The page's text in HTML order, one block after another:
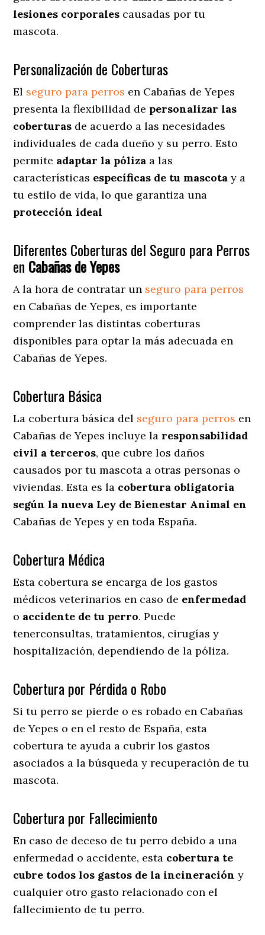
lesiones corporales causadas por tu
mascota.
Personalización de Coberturas
El seguro para perros en Cabañas de Yepes
presenta la flexibilidad de personalizar las
coberturas de acuerdo a las necesidades
individuales de cada dueño y su perro. Esto
permite adaptar la póliza a las
características específicas de tu mascota y a
tu estilo de vida, lo que garantiza una
protección ideal
Diferentes Coberturas del Seguro para Perros
en Cabañas de Yepes
A la hora de contratar un seguro para perros
en Cabañas de Yepes, es importante
comprender las distintas coberturas
disponibles para optar la más adecuada en
Cabañas de Yepes.
Cobertura Básica
La cobertura básica del seguro para perros en
Cabañas de Yepes incluye la responsabilidad
civil a terceros, que cubre los daños
causados por tu mascota a otras personas o
viviendas. Esta es la cobertura obligatoria
según la nueva Ley de Bienestar Animal en
Cabañas de Yepes y en toda España.
Cobertura Médica
Esta cobertura se encarga de los gastos
médicos veterinarios en caso de enfermedad
o accidente de tu perro. Puede
tenerconsultas, tratamientos, cirugías y
hospitalización, dependiendo de la póliza.
Cobertura por Pérdida o Robo
Si tu perro se pierde o es robado en Cabañas
de Yepes o en el resto de España, esta
cobertura te ayuda a cubrir los gastos
asociados a la búsqueda y recuperación de tu
mascota.
Cobertura por Fallecimiento
En caso de deceso de tu perro debido a una
enfermedad o accidente, esta cobertura te
cubre todos los gastos de la incineración y
cualquier otro gasto relacionado con el
fallecimiento de tu perro.